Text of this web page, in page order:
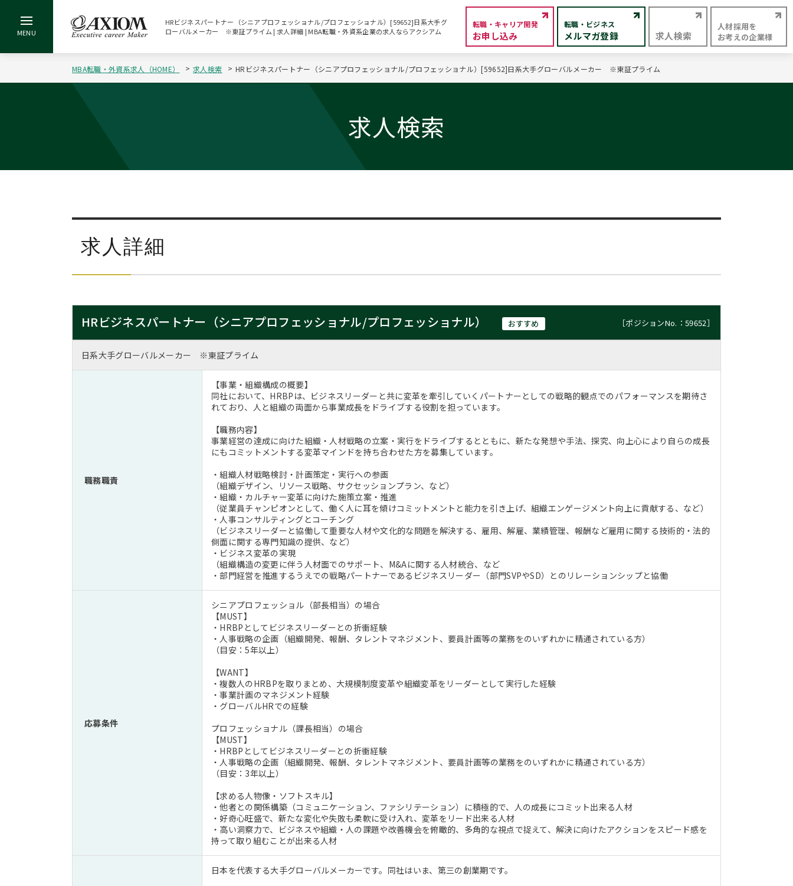
HRビジネスパートナー（シニアプロフェッショナル/プロフェッショナル）[59652]日系大手グ
ローバルメーカー ※東証プライム | 求人詳細 | MBA転職・外資系企業の求人ならアクシアム
転職・キャリア開発
お申し込み
転職・ビジネス
メルマガ登録 求人検索
人材採用を
お考えの企業様
MBA転職・外資系求人（HOME） 求人検索 HRビジネスパートナー（シニアプロフェッショナル/プロフェッショナル）[59652]日系大手グローバルメーカー ※東証プライム
求人検索
求人詳細
HRビジネスパートナー（シニアプロフェッショナル/プロフェッショナル） おすすめ ［ポジションNo.：59652］
日系大手グローバルメーカー ※東証プライム
職務職責
【事業・組織構成の概要】
同社において、HRBPは、ビジネスリーダーと共に変革を牽引していくパートナーとしての戦略的観点でのパフォーマンスを期待さ
れており、人と組織の両面から事業成長をドライブする役割を担っています。
【職務内容】
事業経営の達成に向けた組織・人材戦略の立案・実行をドライブするとともに、新たな発想や手法、探究、向上心により自らの成長
にもコミットメントする変革マインドを持ち合わせた方を募集しています。
・組織人材戦略検討・計画策定・実行への参画
（組織デザイン、リソース戦略、サクセッションプラン、など）
・組織・カルチャー変革に向けた施策立案・推進
（従業員チャンピオンとして、働く人に耳を傾けコミットメントと能力を引き上げ、組織エンゲージメント向上に貢献する、など）
・人事コンサルティングとコーチング
（ビジネスリーダーと協働して重要な人材や文化的な問題を解決する、雇用、解雇、業績管理、報酬など雇用に関する技術的・法的
側面に関する専門知識の提供、など）
・ビジネス変革の実現
（組織構造の変更に伴う人材面でのサポート、M&Aに関する人材統合、など
・部門経営を推進するうえでの戦略パートナーであるビジネスリーダー（部門SVPやSD）とのリレーションシップと協働
応募条件
シニアプロフェッショル（部長相当）の場合
【MUST】
・HRBPとしてビジネスリーダーとの折衝経験
・人事戦略の企画（組織開発、報酬、タレントマネジメント、要員計画等の業務をのいずれかに精通されている方）
（目安：5年以上）
【WANT】
・複数人のHRBPを取りまとめ、大規模制度変革や組織変革をリーダーとして実行した経験
・事業計画のマネジメント経験
・グローバルHRでの経験
プロフェッショナル（課長相当）の場合
【MUST】
・HRBPとしてビジネスリーダーとの折衝経験
・人事戦略の企画（組織開発、報酬、タレントマネジメント、要員計画等の業務をのいずれかに精通されている方）
（目安：3年以上）
【求める人物像・ソフトスキル】
・他者との関係構築（コミュニケーション、ファシリテーション）に積極的で、人の成長にコミット出来る人材
・好奇心旺盛で、新たな変化や失敗も柔軟に受け入れ、変革をリード出来る人材
・高い洞察力で、ビジネスや組織・人の課題や改善機会を俯瞰的、多角的な視点で捉えて、解決に向けたアクションをスピード感を
持って取り組むことが出来る人材
日本を代表する大手グローバルメーカーです。同社はいま、第三の創業期です。